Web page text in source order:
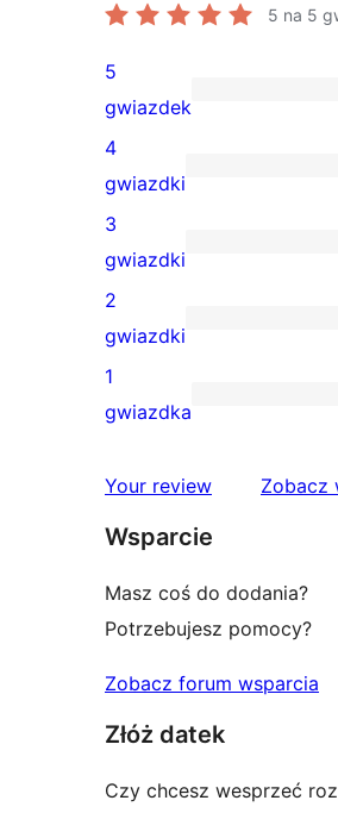
5 na 5
2
recenzje
5-
gwiazdkowe
5
gwiazdek
0
recenzji
4-
gwiazdkowych
4
gwiazdki
0
recenzji
3-
gwiazdkowych
3
gwiazdki
0
recenzji
2-
2
gwiazdki
0
1-
1
gwiazdka
Your review Zobacz
Wsparcie
Masz coś do dodania?
Potrzebujesz pomocy?
Zobacz forum wsparcia
Złóż datek
Czy chcesz wesprzeć